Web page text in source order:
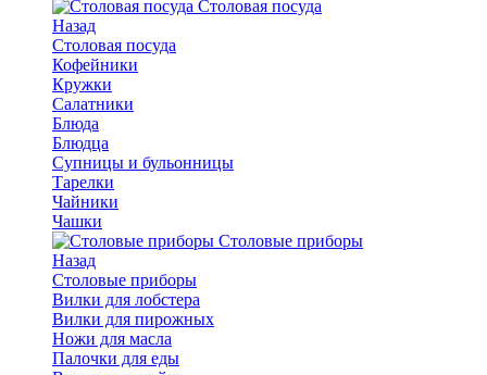
Столовая посуда
Назад
Столовая посуда
Кофейники
Кружки
Салатники
Блюда
Блюдца
Супницы и бульонницы
Тарелки
Чайники
Чашки
Cтоловые приборы
Назад
Cтоловые приборы
Вилки для лобстера
Вилки для пирожных
Ножи для масла
Палочки для еды